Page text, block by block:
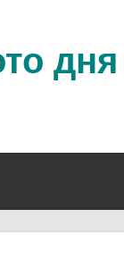
дня